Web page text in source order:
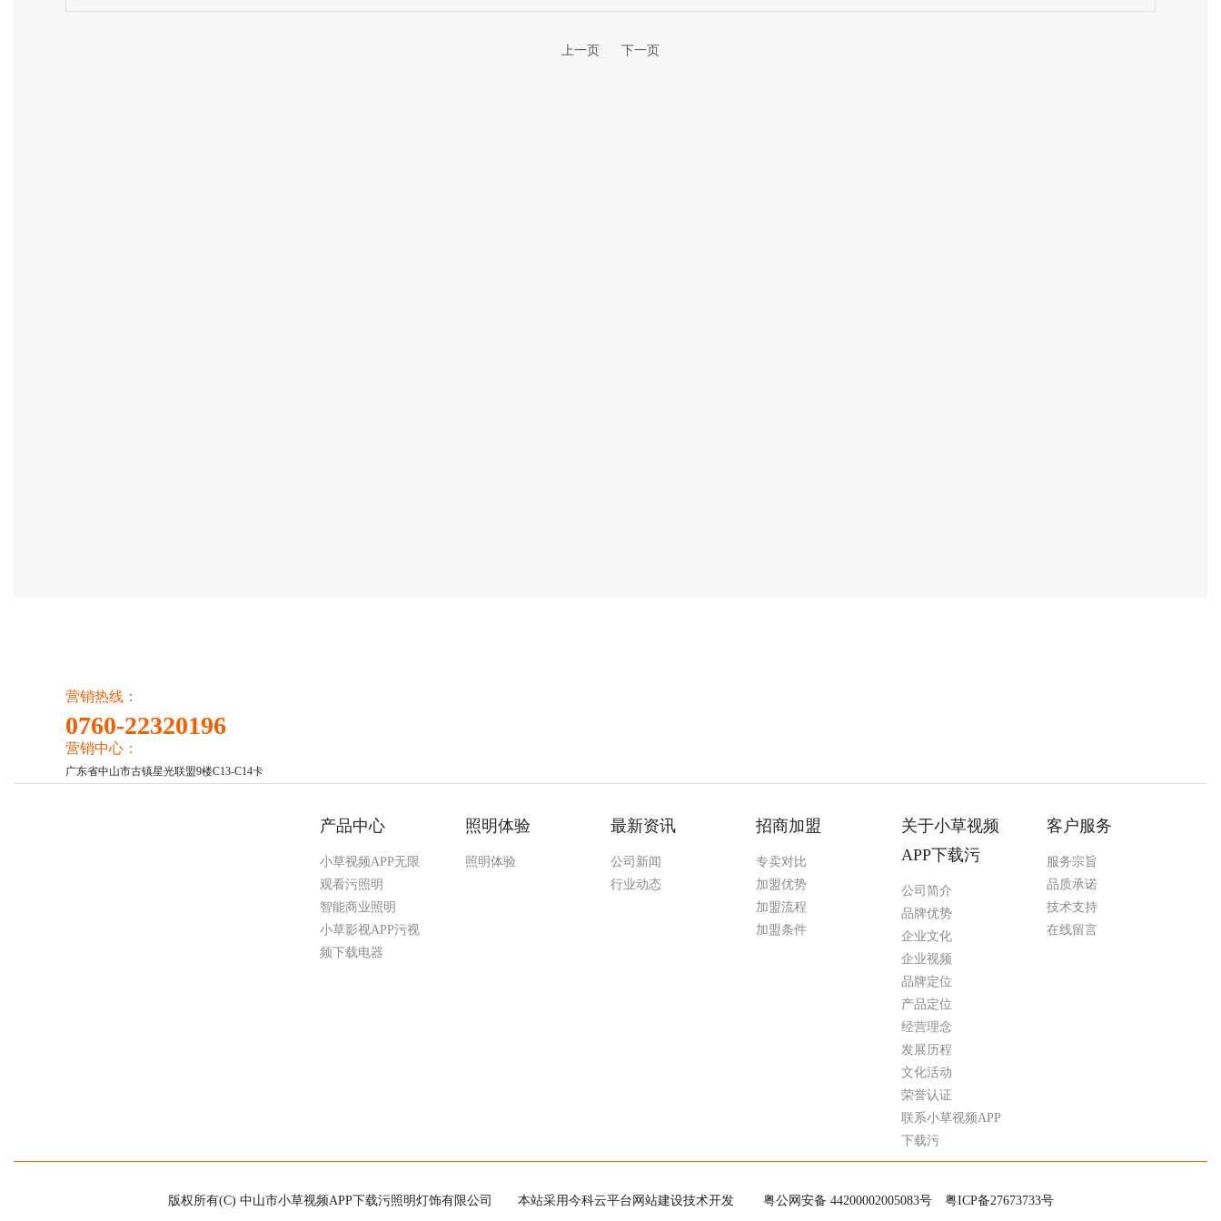
上一页 下一页
营销热线：
0760-22320196
营销中心：
广东省中山市古镇星光联盟9楼C13-C14卡
产品中心
小草视频APP无限
观看污照明
智能商业照明
小草影视APP污视
频下载电器
照明体验
照明体验
最新资讯
公司新闻
行业动态
招商加盟
专卖对比
加盟优势
加盟流程
加盟条件
关于小草视频
APP下载污
公司简介
品牌优势
企业文化
企业视频
品牌定位
产品定位
经营理念
发展历程
文化活动
荣誉认证
联系小草视频APP
下载污
客户服务
服务宗旨
品质承诺
技术支持
在线留言
版权所有(C) 中山市小草视频APP下载污照明灯饰有限公司 本站采用今科云平台网站建设技术开发粤公网安备 44200002005083号 粤ICP备27673733号